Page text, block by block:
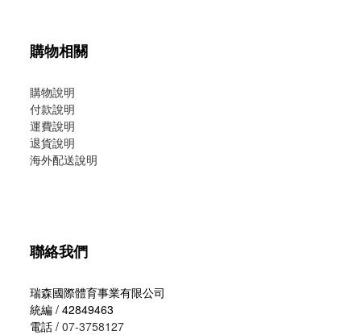
購物相關
購物說明
付款說明
運費說明
退貨說明
海外配送說明
聯絡我們
瑞森國際體育事業有限公司
統編 / 42849463
電話 / 07-3758127